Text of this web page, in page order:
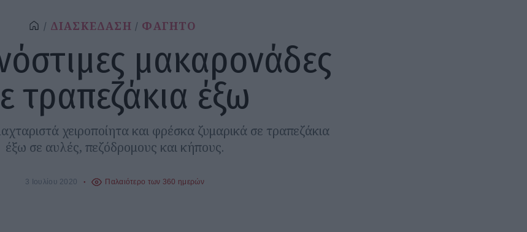
ΔΙΑΣΚΕΔΑΣΗ ΦΑΓΗΤΟ
μακαρονάδες
τραπεζάκια έξω
χειροποίητα και φρέσκα ζυμαρικά σε τραπεζάκια
έξω σε αυλές, πεζόδρομους και κήπους.
3 Ιουλίου 2020 Παλαιότερο των 360 ημερών